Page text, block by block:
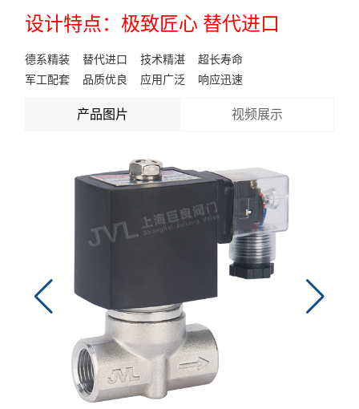
设计特点：极致匠心 替代进口
德系精装 替代进口 技术精湛 超长寿命
军工配套 品质优良 应用广泛 响应迅速
产品图片 视频展示